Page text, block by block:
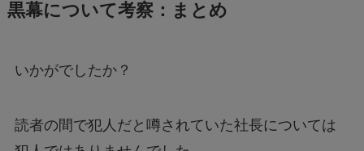
黒幕について考察：まとめ
いかがでしたか？
読者の間で犯人だと噂されていた社長については